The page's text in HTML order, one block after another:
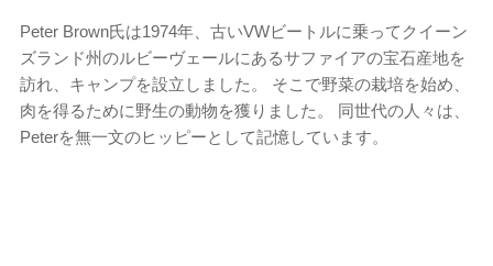
Peter Brown氏は1974年、古いVWビートルに乗ってクイーン
ズランド州のルビーヴェールにあるサファイアの宝石産地を
訪れ、キャンプを設立しました。 そこで野菜の栽培を始め、
肉を得るために野生の動物を獲りました。 同世代の人々は、
Peterを無一文のヒッピーとして記憶しています。